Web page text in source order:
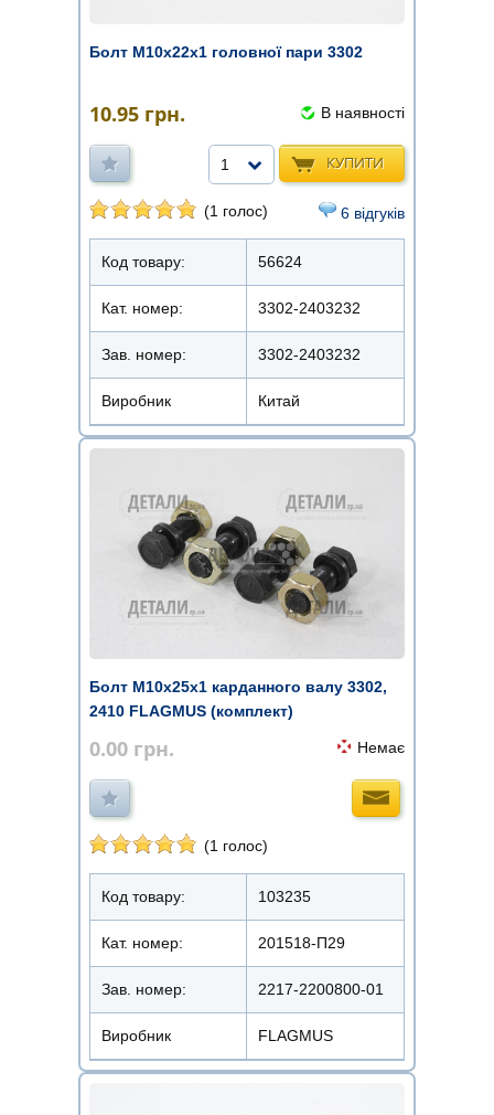
Болт М10х22х1 головної пари 3302
10.95 грн. В наявності
КУПИТИ
1
(1 голос) 6 відгуків
Код товару: 56624
Кат. номер: 3302-2403232
Зав. номер: 3302-2403232
Виробник Китай
Болт М10х25х1 карданного валу 3302,
2410 FLAGMUS (комплект)
0.00 грн. Немає
(1 голос)
Код товару: 103235
Кат. номер: 201518-П29
Зав. номер: 2217-2200800-01
Виробник FLAGMUS